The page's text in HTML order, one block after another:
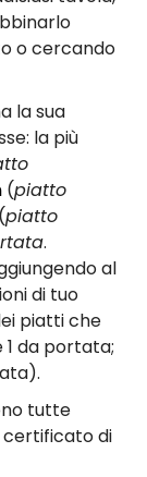
o cercando
la sua
la più
(piatto
(piatto
.
al
di tuo
piatti che
da portata;
tutte
di